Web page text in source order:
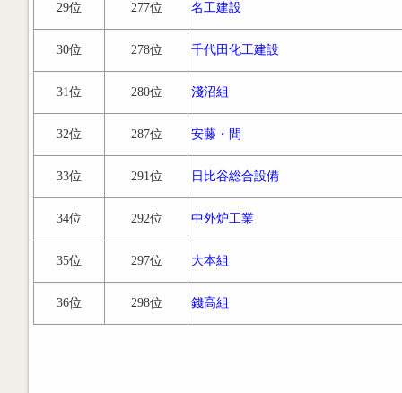
29位 277位 名工建設
30位 278位 千代田化工建設
31位 280位 淺沼組
32位 287位 安藤・間
33位 291位 日比谷総合設備
34位 292位 中外炉工業
35位 297位 大本組
36位 298位 錢高組